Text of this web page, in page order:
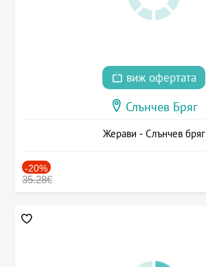
виж офертата
Слънчев Бряг
Жерави - Слънчев бряг
-20%
35.28€